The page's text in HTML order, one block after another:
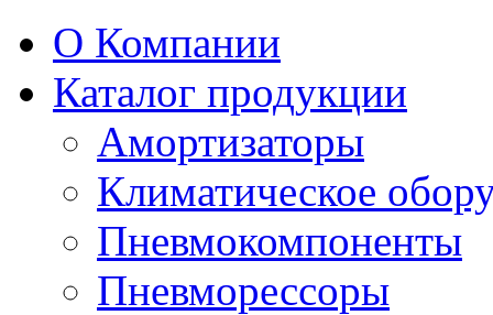
О Компании
Каталог продукции
Амортизаторы
Климатическое
Пневмокомпоненты
Пневморессоры